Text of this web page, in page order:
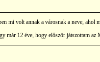
mi volt annak a városnak a neve, ahol
már 12 éve, hogy először játszottam